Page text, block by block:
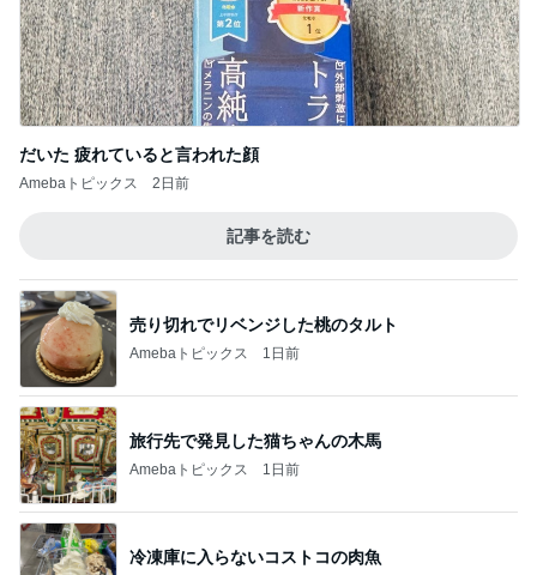
だいた 疲れていると言われた顔
Amebaトピックス 2日前
記事を読む
売り切れでリベンジした桃のタルト
Amebaトピックス 1日前
旅行先で発見した猫ちゃんの木馬
Amebaトピックス 1日前
冷凍庫に入らないコストコの肉魚